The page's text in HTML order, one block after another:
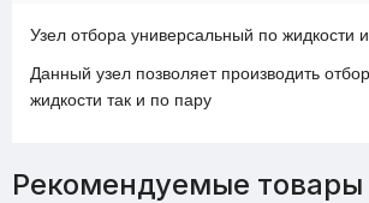
Узел отбора универсальный по жидкости
Данный узел позволяет производить
жидкости так и по пару
Рекомендуемые товары